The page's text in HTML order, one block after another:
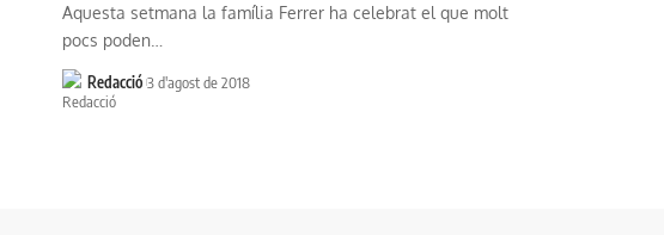
Aquesta setmana la família Ferrer ha celebrat el que molt
pocs poden…
Redacció 3 d'agost de 2018